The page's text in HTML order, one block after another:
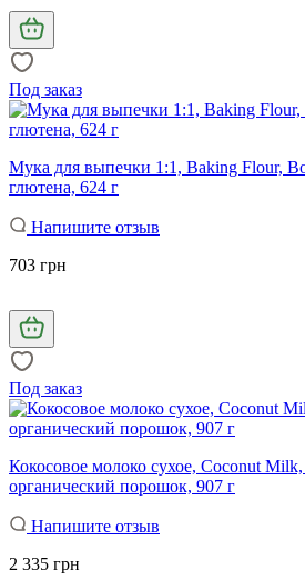
Под заказ
Мука для выпечки 1:1, Baking Flour,
глютена, 624 г
Напишите отзыв
703 грн
Под заказ
Кокосовое молоко сухое, Coconut
органический порошок, 907 г
Напишите отзыв
2 335 грн